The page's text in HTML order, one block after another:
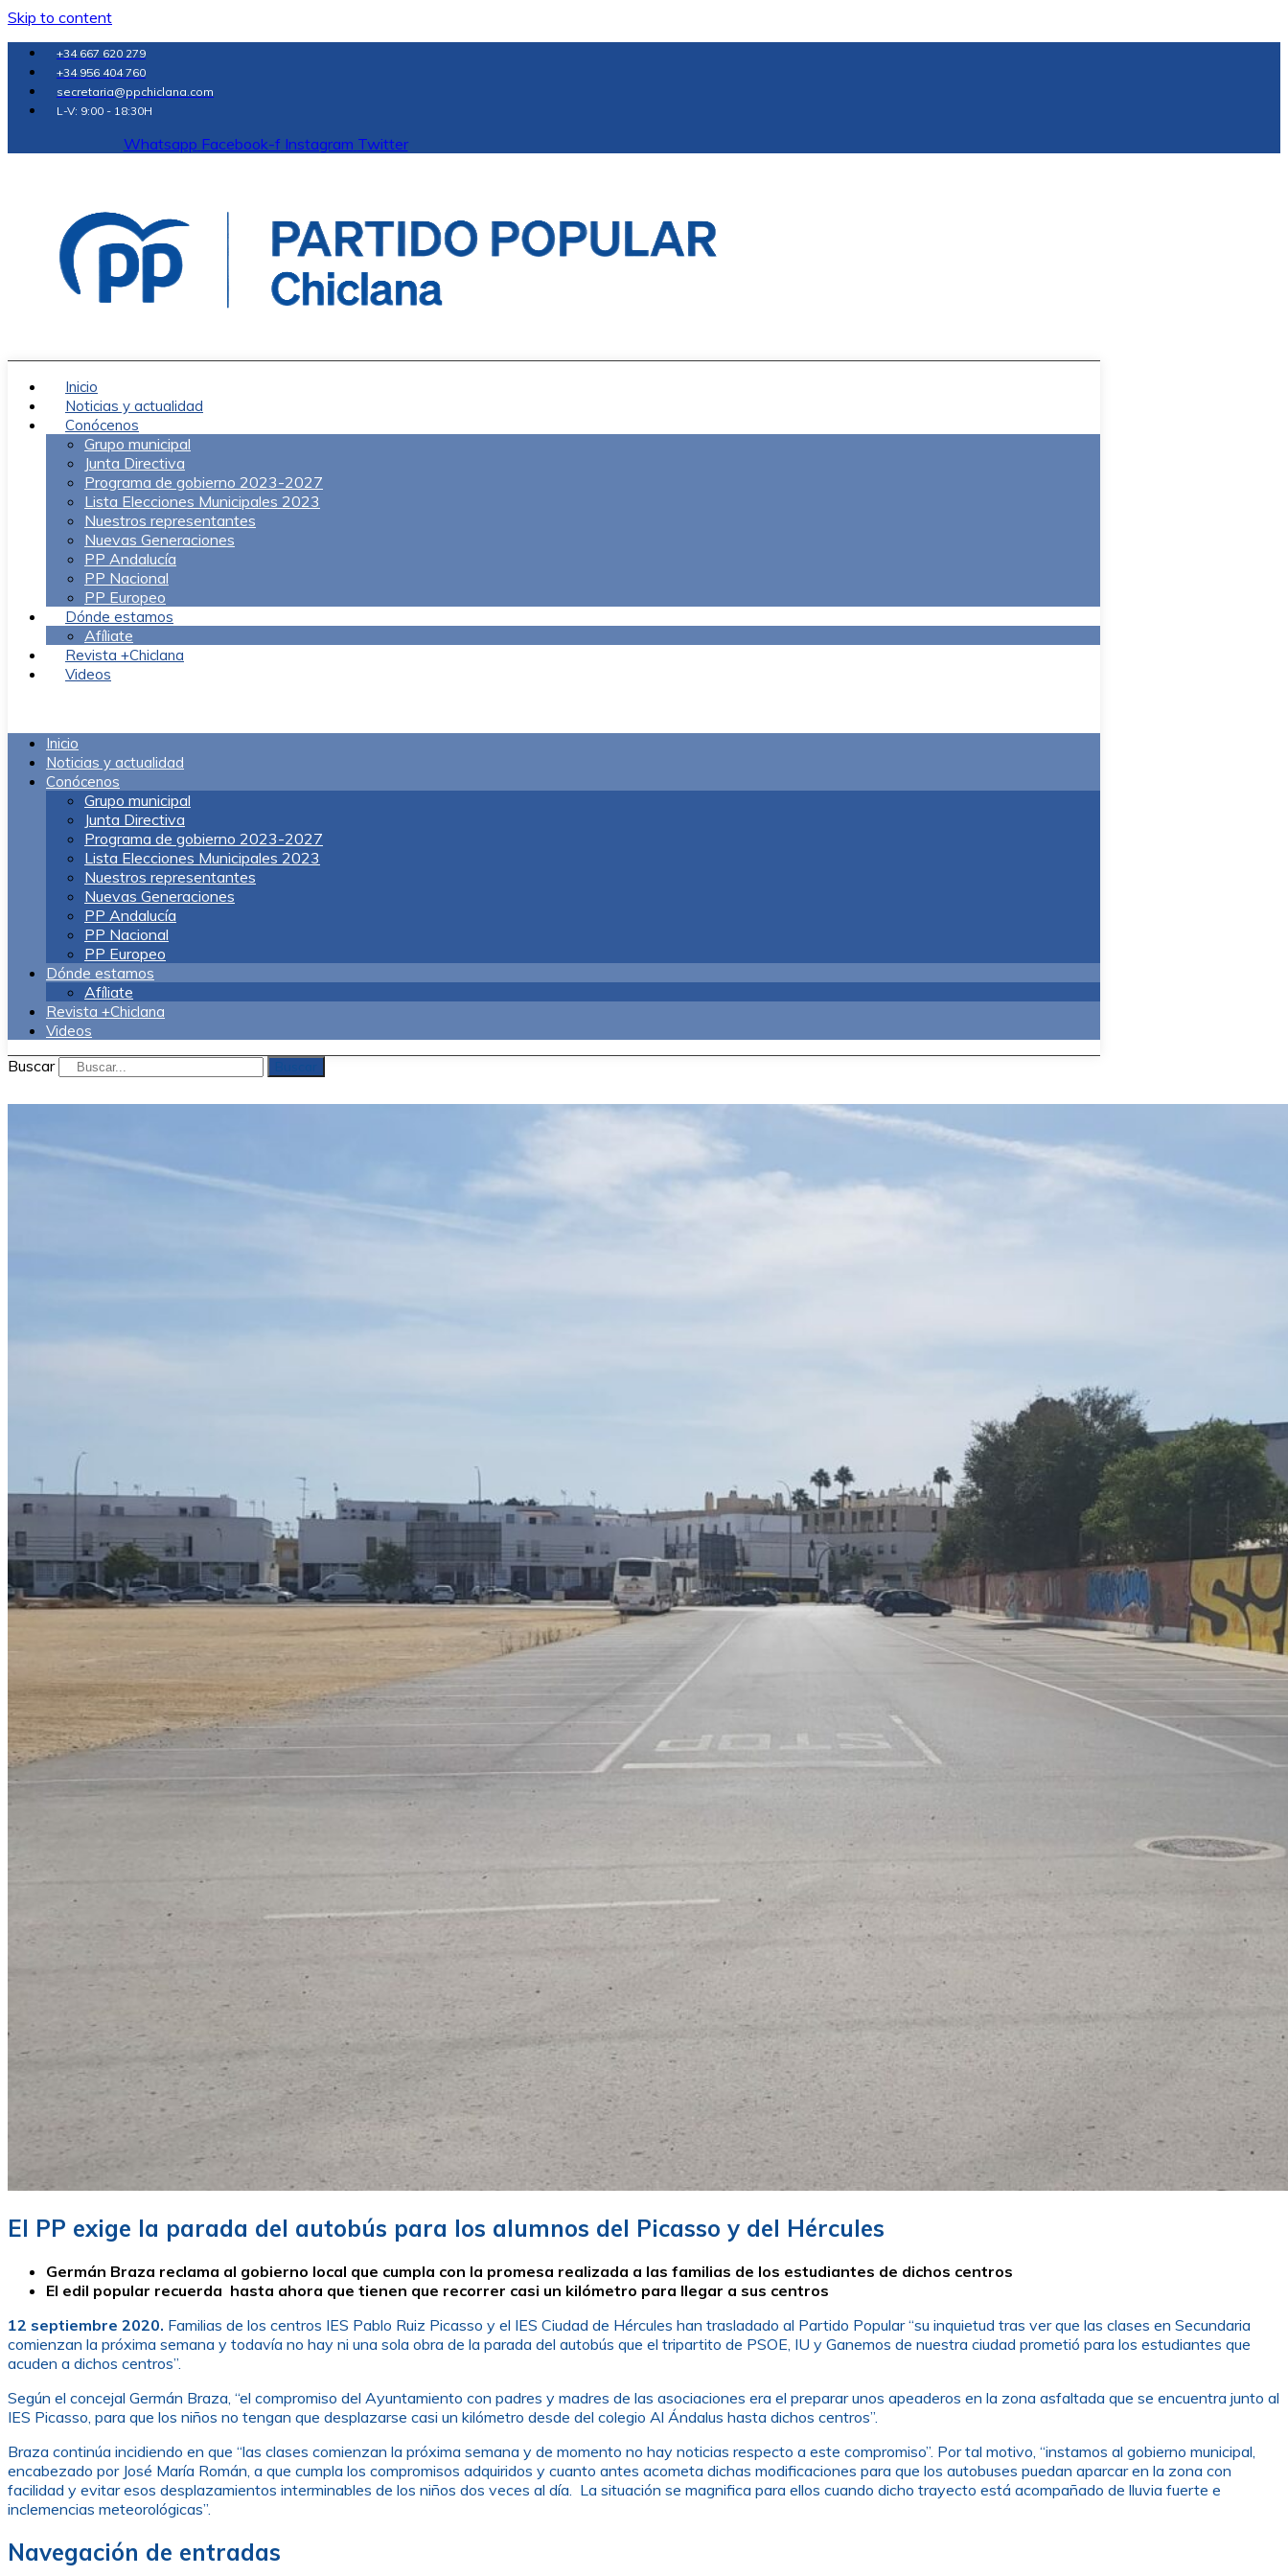
Skip to content
+34 667 620 279
+34 956 404 760
secretaria@ppchiclana.com
L-V: 9:00 - 18:30H
Whatsapp Facebook-f Instagram Twitter
Inicio
Noticias y actualidad
Conócenos
Grupo municipal
Junta Directiva
Programa de gobierno 2023-2027
Lista Elecciones Municipales 2023
Nuestros representantes
Nuevas Generaciones
PP Andalucía
PP Nacional
PP Europeo
Dónde estamos
Afíliate
Revista +Chiclana
Videos
Inicio
Noticias y actualidad
Conócenos
Grupo municipal
Junta Directiva
Programa de gobierno 2023-2027
Lista Elecciones Municipales 2023
Nuestros representantes
Nuevas Generaciones
PP Andalucía
PP Nacional
PP Europeo
Dónde estamos
Afíliate
Revista +Chiclana
Videos
Buscar
El PP exige la parada del autobús para los alumnos del Picasso y del Hércules
Germán Braza reclama al gobierno local que cumpla con la promesa realizada a las familias de los estudiantes de dichos centros
El edil popular recuerda hasta ahora que tienen que recorrer casi un kilómetro para llegar a sus centros
12 septiembre 2020. Familias de los centros IES Pablo Ruiz Picasso y el IES Ciudad de Hércules han trasladado al Partido Popular “su inquietud tras ver que las clases en Secundaria
comienzan la próxima semana y todavía no hay ni una sola obra de la parada del autobús que el tripartito de PSOE, IU y Ganemos de nuestra ciudad prometió para los estudiantes que
acuden a dichos centros”.
Según el concejal Germán Braza, “el compromiso del Ayuntamiento con padres y madres de las asociaciones era el preparar unos apeaderos en la zona asfaltada que se encuentra junto al
IES Picasso, para que los niños no tengan que desplazarse casi un kilómetro desde del colegio Al Ándalus hasta dichos centros”.
Braza continúa incidiendo en que “las clases comienzan la próxima semana y de momento no hay noticias respecto a este compromiso”. Por tal motivo, “instamos al gobierno municipal,
encabezado por José María Román, a que cumpla los compromisos adquiridos y cuanto antes acometa dichas modificaciones para que los autobuses puedan aparcar en la zona con
facilidad y evitar esos desplazamientos interminables de los niños dos veces al día. La situación se magnifica para ellos cuando dicho trayecto está acompañado de lluvia fuerte e
inclemencias meteorológicas”.
Navegación de entradas